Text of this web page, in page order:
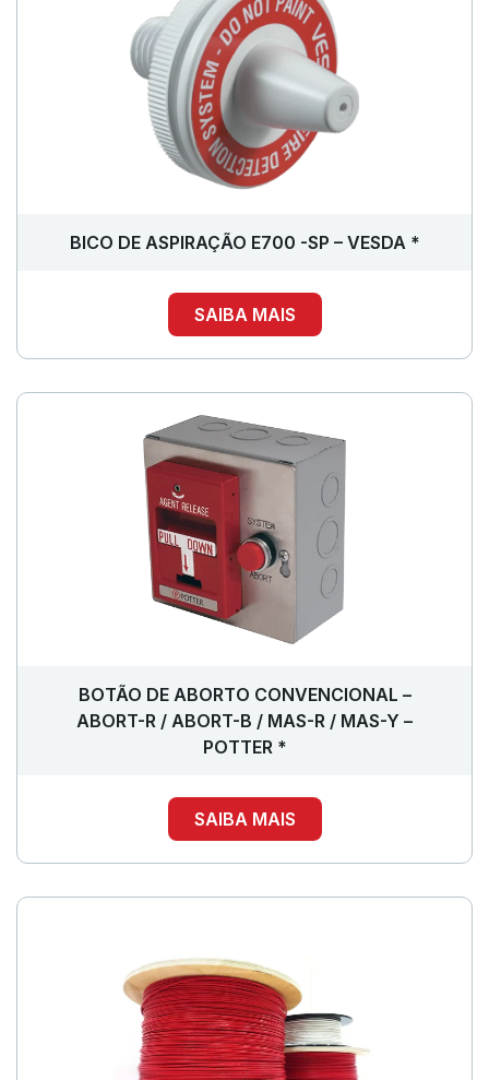
BICO DE ASPIRAÇÃO E700 -SP – VESDA *
SAIBA MAIS
BOTÃO DE ABORTO CONVENCIONAL –
ABORT-R / ABORT-B / MAS-R / MAS-Y –
POTTER *
SAIBA MAIS